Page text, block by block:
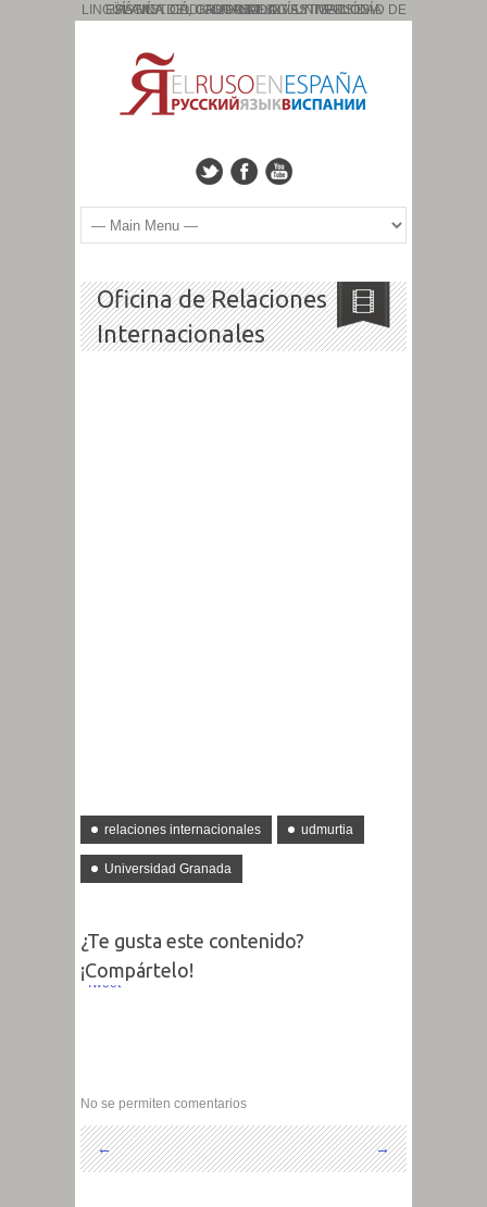
PÁGINA DEL GRUPO DE INVESTIGACIÓN: ESLAVÍSTICA, CAUCASOLOGÍA Y TIPOLOGÍA LINGÜÍSTICA. CÓDIGO: HUM: 827. UNIVERSIDAD DE GRANADA
Oficina de Relaciones
Internacionales
relaciones internacionales udmurtia
Universidad Granada
¿Te gusta este contenido?
¡Compártelo!
Tweet
No se permiten comentarios
← →